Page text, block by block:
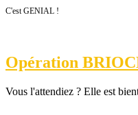
C'est GENIAL !
Opération
Vous l'attendiez ? Elle est